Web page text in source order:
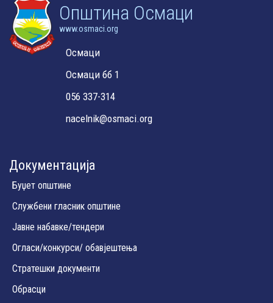
Oпштина Осмаци
www.osmaci.org
Осмаци
Осмаци бб 1
056 337-314
nacelnik@osmaci.org
Документација
Буџет општине
Службени гласник општине
Јавне набавке/тендери
Огласи/конкурси/ обавјештења
Стратешки документи
Обрасци